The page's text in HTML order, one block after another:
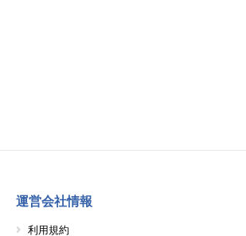
運営会社情報
利用規約